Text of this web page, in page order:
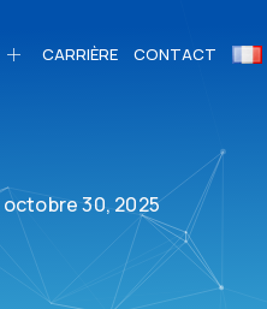
CARRIÈRE CONTACT
octobre 30, 2025